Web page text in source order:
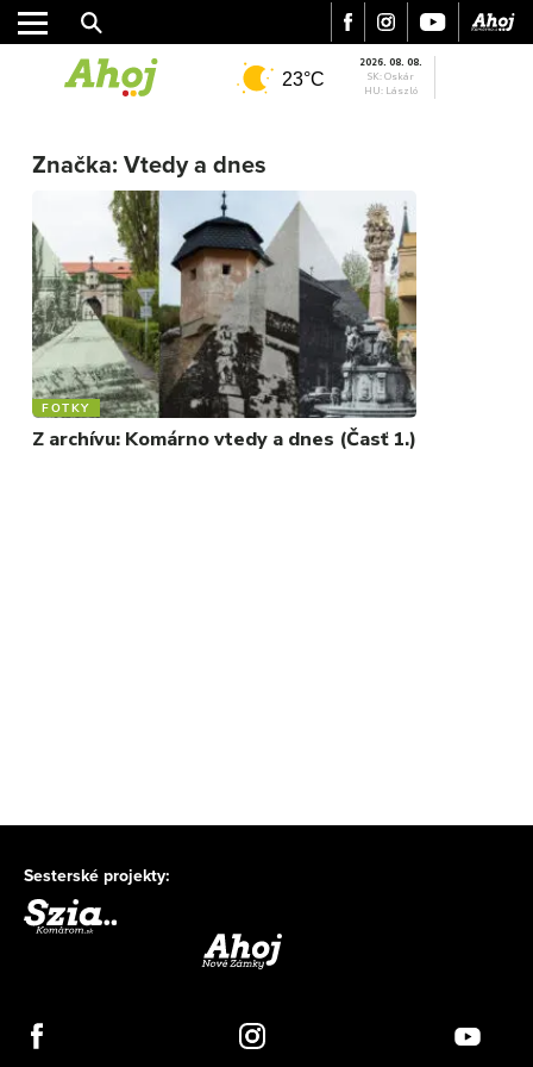
REGIÓN
KULTÚRA
FOTKY
VIDEO
MIX
23°C
2026. 08. 08.
SK: Oskár
HU: László
Značka: Vtedy a dnes
FOTKY
Z archívu: Komárno vtedy a dnes (Časť 1.)
Sesterské projekty: